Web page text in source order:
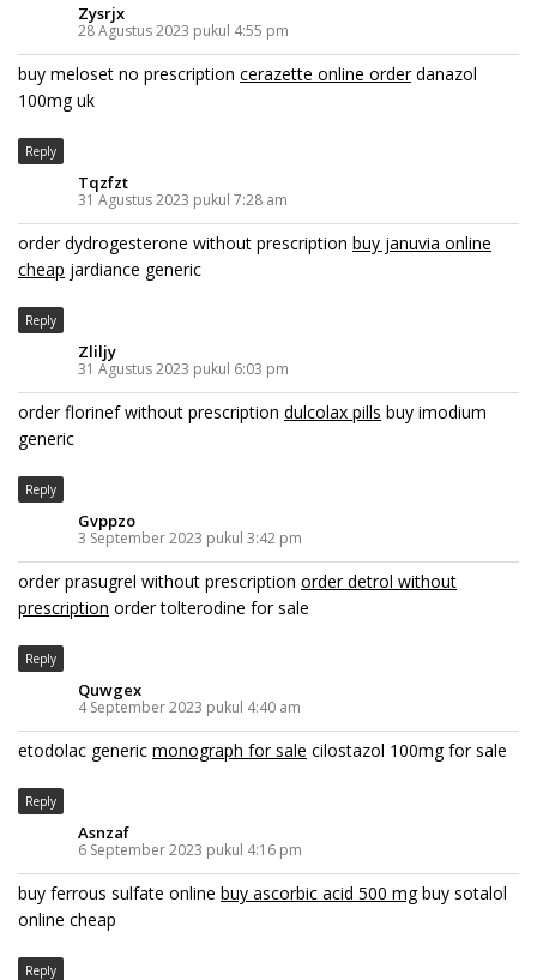
Zysrjx
28 Agustus 2023 pukul 4:55 pm
buy meloset no prescription cerazette online orderdanazol
100mg uk
Reply
Tqzfzt
31 Agustus 2023 pukul 7:28 am
order dydrogesterone without prescription buy januvia online
cheap jardiance generic
Reply
Zliljy
31 Agustus 2023 pukul 6:03 pm
order florinef without prescription dulcolax pills buy imodium
generic
Reply
Gvppzo
3 September 2023 pukul 3:42 pm
order prasugrel without prescription order detrol without
prescription order tolterodine for sale
Reply
Quwgex
4 September 2023 pukul 4:40 am
etodolac generic monograph for sale cilostazol 100mg for sale
Reply
Asnzaf
6 September 2023 pukul 4:16 pm
buy ferrous sulfate online buy ascorbic acid 500 mgbuy sotalol
online cheap
Reply